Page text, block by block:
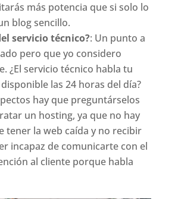
más potencia que si solo lo
blog sencillo.
servicio técnico?: Un punto a
pero que yo considero
¿El servicio técnico habla tu
las 24 horas del día?
hay que preguntárselos
un hosting, ya que no hay
tener la web caída y no recibir
incapaz de comunicarte con el
al cliente porque habla